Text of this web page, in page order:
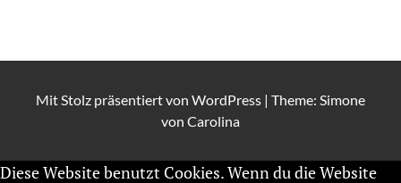
Mit Stolz präsentiert von WordPress | Theme: Simone
von Carolina
Diese Website benutzt Cookies. Wenn du die Website